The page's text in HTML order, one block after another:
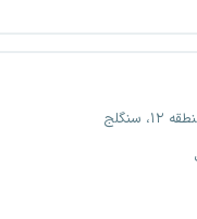
۱۲، سنگلج